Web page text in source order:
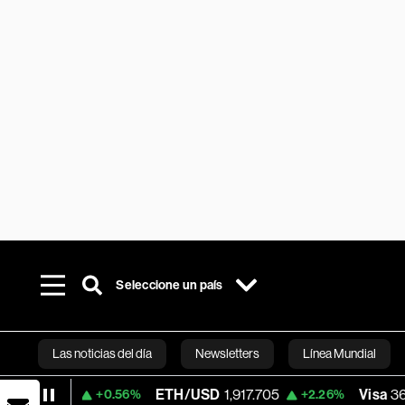
Seleccione un país
Las noticias del día Newsletters Línea Mundial
Bloomberg
ETH/USD 1,917.705 +2.26% Visa 368.72 -